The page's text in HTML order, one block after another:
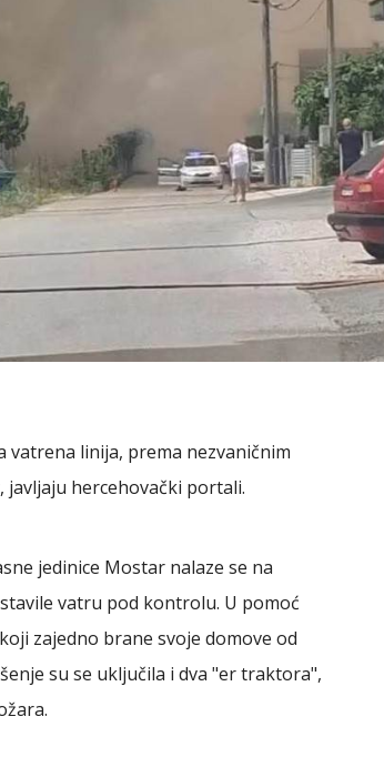
vatrena linija, prema nezvaničnim
javljaju hercehovački portali.
jedinice Mostar nalaze se na
vatru pod kontrolu. U pomoć
zajedno brane svoje domove od
su se uključila i dva "er traktora",